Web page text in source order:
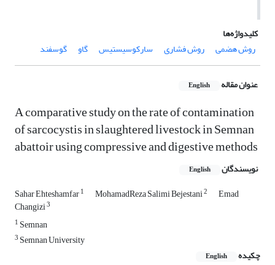
کلیدواژه‌ها
روش هضمی
روش فشاری سارکوسیستیس گاو گوسفند
عنوان مقاله English
A comparative study on the rate of contamination
of sarcocystis in slaughtered livestock in Semnan
abattoir using compressive and digestive methods
نویسندگان English
Sahar Ehteshamfar1 MohamadReza Salimi Bejestani2 Emad
Changizi3
1 Semnan
3 Semnan University
چکیده
English